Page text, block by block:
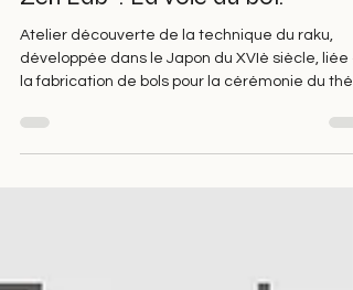
Zen Lab' : La voie du bol.
Atelier découverte de la technique du raku,
développée dans le Japon du XVIè siècle, liée à
la fabrication de bols pour la cérémonie du thé.